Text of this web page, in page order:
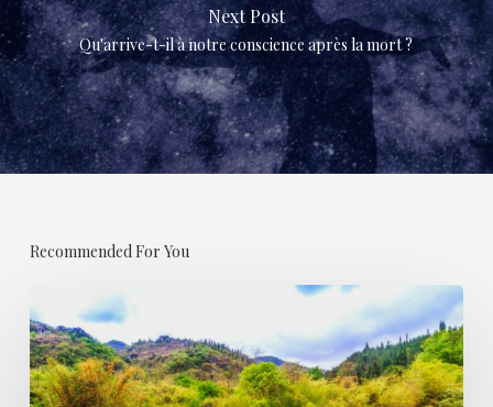
Next Post
Qu'arrive-t-il à notre conscience après la mort ?
Recommended For You
BEAUTÉ
RÉSISTE-